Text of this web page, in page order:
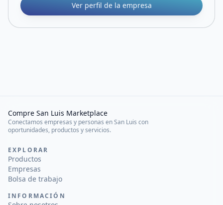
Ver perfil de la empresa
Compre San Luis Marketplace
Conectamos empresas y personas en San Luis con
oportunidades, productos y servicios.
EXPLORAR
Productos
Empresas
Bolsa de trabajo
INFORMACIÓN